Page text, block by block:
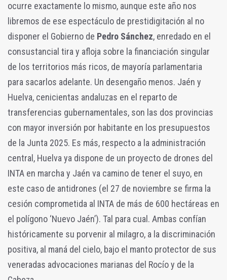
ocurre exactamente lo mismo, aunque este año nos
libremos de ese espectáculo de prestidigitación al no
disponer el Gobierno de Pedro Sánchez, enredado en el
consustancial tira y afloja sobre la financiación singular
de los territorios más ricos, de mayoría parlamentaria
para sacarlos adelante. Un desengaño menos. Jaén y
Huelva, cenicientas andaluzas en el reparto de
transferencias gubernamentales, son las dos provincias
con mayor inversión por habitante en los presupuestos
de la Junta 2025. Es más, respecto a la administración
central, Huelva ya dispone de un proyecto de drones del
INTA en marcha y Jaén va camino de tener el suyo, en
este caso de antidrones (el 27 de noviembre se firma la
cesión comprometida al INTA de más de 600 hectáreas en
el polígono ‘Nuevo Jaén’). Tal para cual. Ambas confían
históricamente su porvenir al milagro, a la discriminación
positiva, al maná del cielo, bajo el manto protector de sus
veneradas advocaciones marianas del Rocío y de la